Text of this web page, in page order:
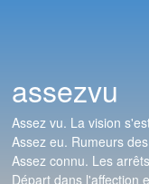
assezvu
Assez vu. La vision
Assez eu. Rumeurs
Assez connu. Les
Départ dans l'affection